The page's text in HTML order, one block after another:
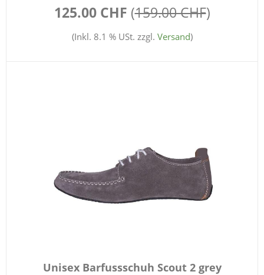
125.00 CHF (159.00 CHF)
(Inkl. 8.1 % USt. zzgl. Versand)
Unisex Barfussschuh Scout 2 grey